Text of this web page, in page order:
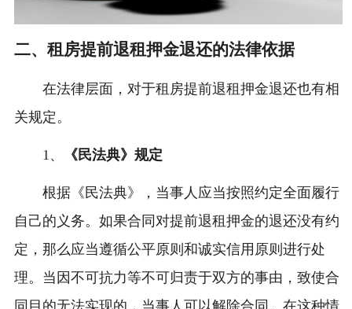
二、租房提前退租押金退还的法律依据
在法律层面，对于租房提前退租押金退还也有相
关规定。
1、 《民法典》规定
根据《民法典》，当事人应当按照约定全面履行
自己的义务。如果合同对提前退租押金的退还没有约
定，那么应当遵循公平原则和诚实信用原则进行处
理。当因不可抗力等不可归责于双方的事由，致使合
同目的无法实现的，当事人可以解除合同。在这种情